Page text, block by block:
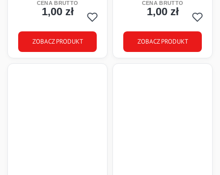
Cena
1,00 zł
ZOBACZ PRODUKT
Cena
1,00 zł
ZOBACZ PRODUKT